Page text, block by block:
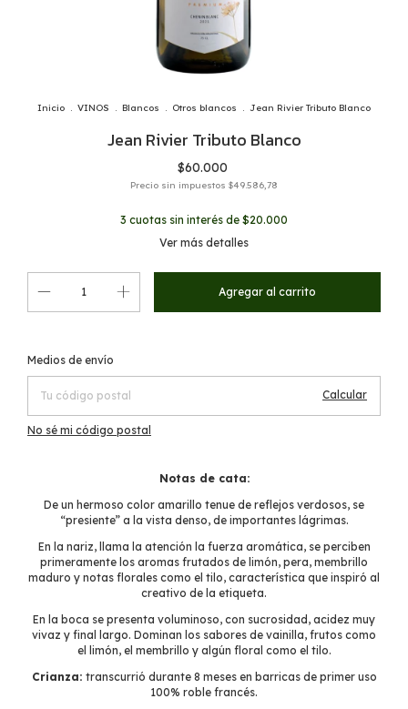
Inicio . VINOS . Blancos . Otros blancos . Jean Rivier Tributo Blanco
Jean Rivier Tributo Blanco
$60.000
Precio sin impuestos $49.586,78
3 cuotas sin interés de $20.000
Ver más detalles
Entregas para el CP:
Medios de envío
Calcular
No sé mi código postal
Notas de cata:
De un hermoso color amarillo tenue de reflejos verdosos, se
“presiente” a la vista denso, de importantes lágrimas.
En la nariz, llama la atención la fuerza aromática, se perciben
primeramente los aromas frutados de limón, pera, membrillo
maduro y notas florales como el tilo, característica que inspiró al
creativo de la etiqueta.
En la boca se presenta voluminoso, con sucrosidad, acidez muy
vivaz y final largo. Dominan los sabores de vainilla, frutos como
el limón, el membrillo y algún floral como el tilo.
Crianza: transcurrió durante 8 meses en barricas de primer uso
100% roble francés.